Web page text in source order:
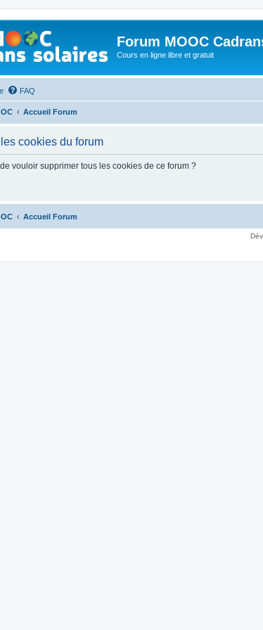
Forum MOOC
Cours en ligne libre et gratuit
FAQ
Accueil Forum
cookies du forum
vouloir supprimer tous les cookies de ce forum ?
Accueil Forum